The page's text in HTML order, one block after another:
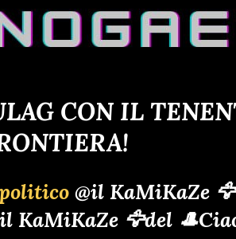
CON IL
@il KaMiKaZe
KaMiKaZe 🦅del